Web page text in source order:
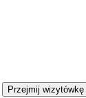
Przejmij wizytówkę